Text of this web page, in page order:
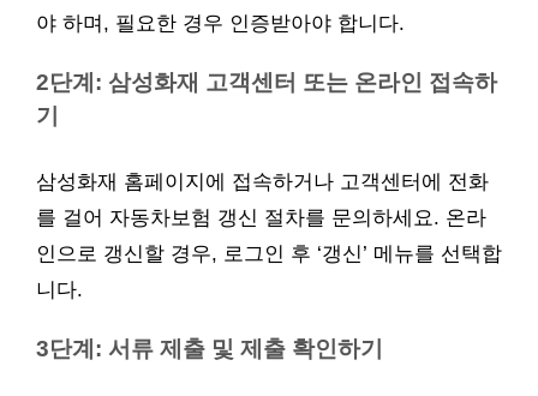
야 하며, 필요한 경우 인증받아야 합니다.
2단계: 삼성화재 고객센터 또는 온라인 접속하
기
삼성화재 홈페이지에 접속하거나 고객센터에 전화
를 걸어 자동차보험 갱신 절차를 문의하세요. 온라
인으로 갱신할 경우, 로그인 후 ‘갱신’ 메뉴를 선택합
니다.
3단계: 서류 제출 및 제출 확인하기